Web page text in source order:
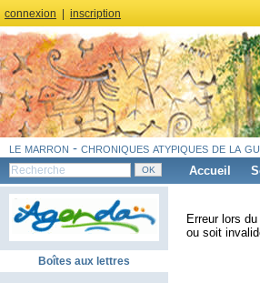
connexion inscription
le marron - chroniques atypiques de la
Accueil
Boîtes aux lettres
Erreur lors
ou soit